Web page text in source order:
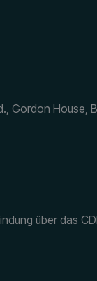
Gordon House,
über das